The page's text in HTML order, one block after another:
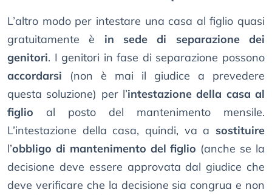
L’altro modo per intestare una casa al figlio quasi
gratuitamente è in sede di separazione dei
genitori. I genitori in fase di separazione possono
accordarsi (non è mai il giudice a prevedere
questa soluzione) per l’intestazione della casa al
figlio al posto del mantenimento mensile.
L’intestazione della casa, quindi, va a sostituire
l’obbligo di mantenimento del figlio (anche se la
decisione deve essere approvata dal giudice che
deve verificare che la decisione sia congrua e non